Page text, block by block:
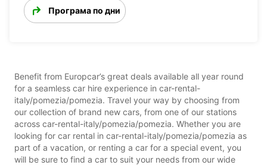
Програма по дни
Benefit from Europcar’s great deals available all year round
for a seamless car hire experience in car-rental-
italy/pomezia/pomezia. Travel your way by choosing from
our collection of brand new cars, from one of our stations
across car-rental-italy/pomezia/pomezia. Whether you are
looking for car rental in car-rental-italy/pomezia/pomezia as
part of a vacation, or renting a car for a special event, you
will be sure to find a car to suit your needs from our wide